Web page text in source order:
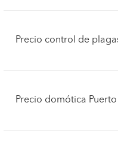
Precio control de
Precio domótica Puerto